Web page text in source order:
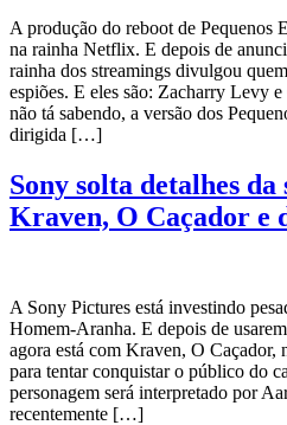
A produção do reboot de Pequenos
na rainha Netflix. E depois de
rainha dos streamings divulgou
espiões. E eles são: Zacharry Levy
não tá sabendo, a versão dos
dirigida […]
Sony solta detalhes da
Kraven, O Caçador e
A Sony Pictures está investindo
Homem-Aranha. E depois de
agora está com Kraven, O Caçador,
para tentar conquistar o público do
personagem será interpretado por
recentemente […]